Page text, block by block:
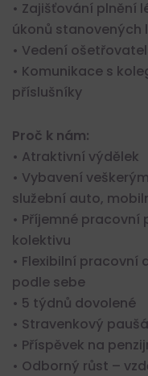
• Zajišťování plnění
úkonů stanovených
• Vedení
• Komunikace s
příslušníky
Proč k nám:
• Atraktivní výdělek
• Vybavení
služební auto,
• Příjemné
kolektivu
• Flexibilní pracovní
podle sebe
• 5 týdnů dovolené
• Stravenkový
• Příspěvek na
• Odborný růst –